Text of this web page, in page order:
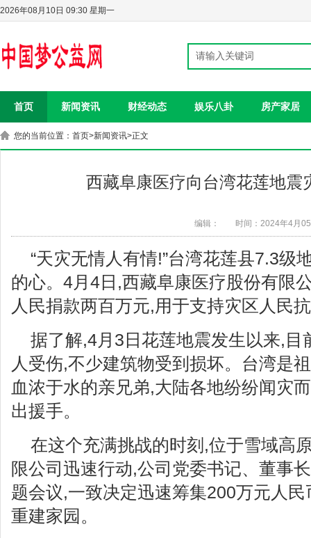
2026年08月10日 09:30 星期一
首页 新闻资讯 财经动态 娱乐八卦 房产家居
您的当前位置： 首页>新闻资讯>正文
西藏阜康医疗向台湾花莲地震
编辑： 时间：2024年4月
“天灾无情人有情!”台湾花莲县7.3级
的心。4月4日,西藏阜康医疗股份有限
人民捐款两百万元,用于支持灾区人民
据了解,4月3日花莲地震发生以来,目
人受伤,不少建筑物受到损坏。台湾是
血浓于水的亲兄弟,大陆各地纷纷闻灾
出援手。
在这个充满挑战的时刻,位于雪域高
限公司迅速行动,公司党委书记、董事
题会议,一致决定迅速筹集200万元人
重建家园。